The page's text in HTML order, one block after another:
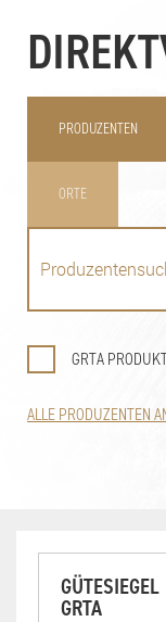
PRODUZENTEN
ORTE
GRTA
ALLE PRODUZENTEN
GÜTESIEGEL
GRTA